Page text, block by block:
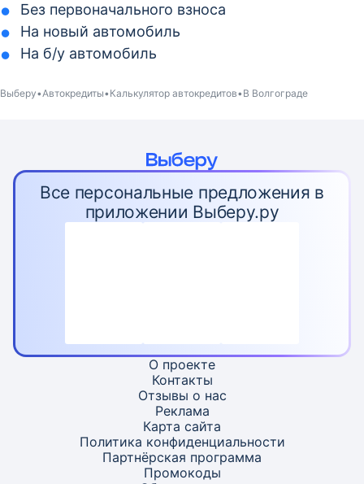
Без первоначального взноса
На новый автомобиль
На б/у автомобиль
Выберу Автокредиты Калькулятор автокредитов В Волгограде
Все персональные предложения в
приложении Выберу.ру
О проекте
Контакты
Отзывы о нас
Реклама
Карта сайта
Политика конфиденциальности
Партнёрская программа
Промокоды